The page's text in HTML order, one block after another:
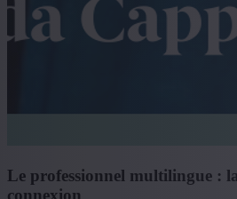
Le professionnel multilingue :
connexion